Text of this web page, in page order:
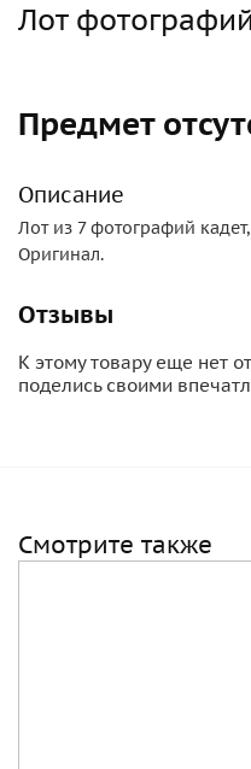
Лот
Предмет
Описание
Лот из 7 фотографий
Оригинал.
Отзывы
К этому товару еще нет
поделись своими
Смотрите также